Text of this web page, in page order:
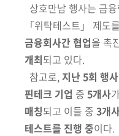
상호만남 행사는 금
「위탁테스트」 제도
금융회사간 협업을 촉
개최되고 있다.
참고로,지난 5회 행사
핀테크 기업 중 5개사가
매칭되고 이들 중 3개
테스트를 진행 중이다.